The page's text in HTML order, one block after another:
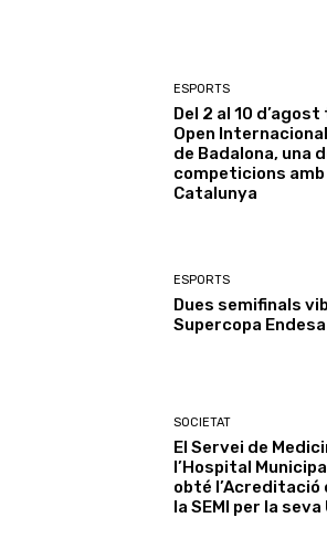
ESPORTS
Del 2 al 10
Open
de Badalona, una
competicions
Catalunya
ESPORTS
Dues semifinals
Supercopa
SOCIETAT
El Servei de
l’Hospital
obté l’Acreditació
la SEMI per la seva